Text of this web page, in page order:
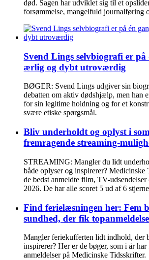
død. Sagen har udviklet sig til et
forsømmelse, mangelfuld journalføring
Svend Lings selvbiografi er
ærlig og dybt utroværdig
BØGER: Svend Lings udgiver sin
debatten om aktiv dødshjælp, men han
for sin legitime holdning og for et
svære etiske spørgsmål.
Bliv underholdt og oplyst i
fremragende streaming-
STREAMING: Mangler du lidt
både oplyser og inspirerer? Medicinske
de bedst anmeldte film, TV-
2026. De har alle scoret 5 ud af 6
Find ferielæsningen her: Fem
sundhed, der fik
Mangler feriekufferten lidt indhold, der
inspirerer? Her er de bøger, som i år har
anmeldelser på Medicinske Tidsskrifter.